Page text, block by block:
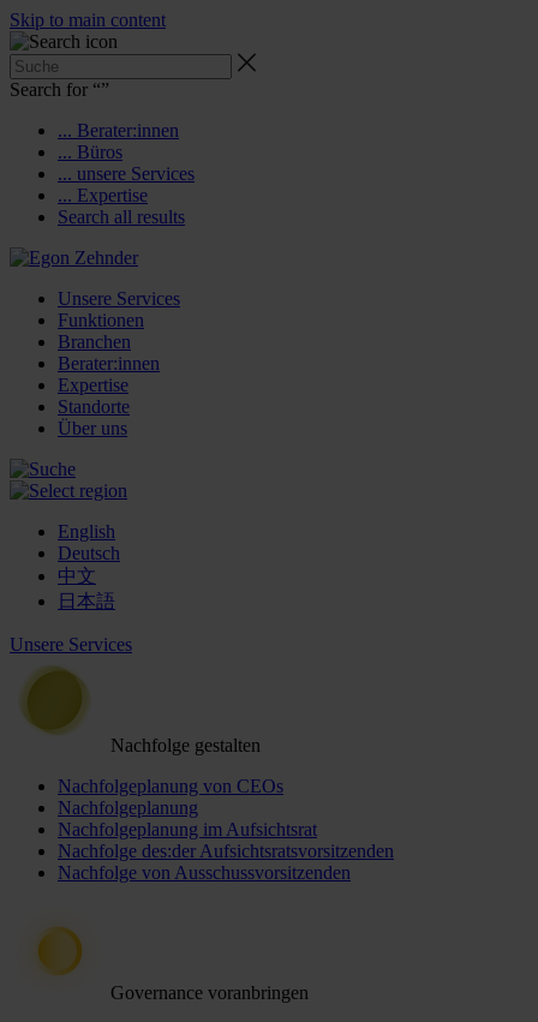
Skip to main content
Search for “”
... Berater:innen
... Büros
... unsere Services
... Expertise
Search all results
Unsere Services
Funktionen
Branchen
Berater:innen
Expertise
Standorte
Über uns
English
Deutsch
中文
日本語
Unsere Services
Nachfolge gestalten
Nachfolgeplanung von CEOs
Nachfolgeplanung
Nachfolgeplanung im Aufsichtsrat
Nachfolge des:der Aufsichtsratsvorsitzenden
Nachfolge von Ausschussvorsitzenden
Governance voranbringen